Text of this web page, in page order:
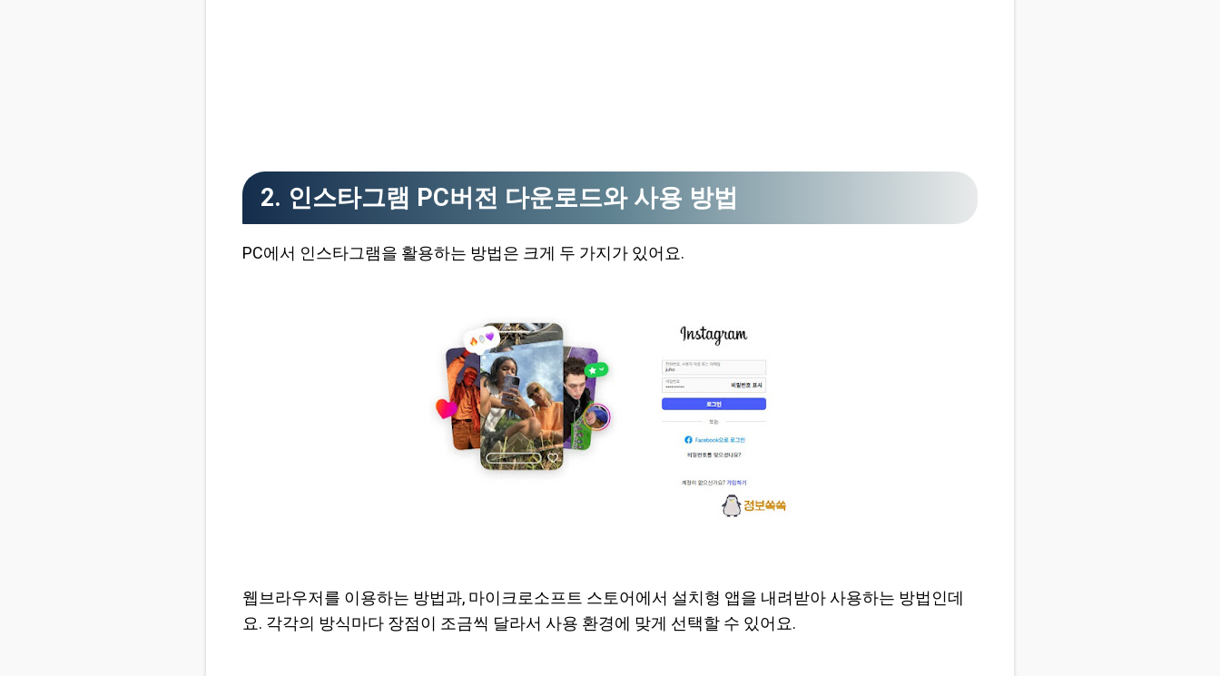
2. 인스타그램 PC버전 다운로드와 사용 방법
PC에서 인스타그램을 활용하는 방법은 크게 두 가지가 있어요.
웹브라우저를 이용하는 방법과, 마이크로소프트 스토어에서 설치형 앱을 내려받아 사용하는 방법인데
요. 각각의 방식마다 장점이 조금씩 달라서 사용 환경에 맞게 선택할 수 있어요.